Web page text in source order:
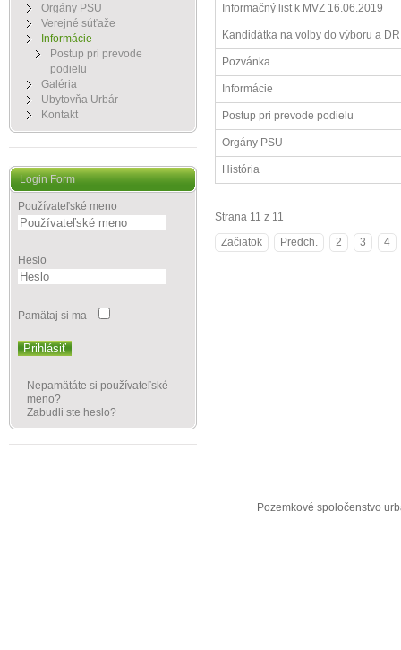
Orgány PSU
Verejné súťaže
Informácie
Postup pri prevode
podielu
Galéria
Ubytovňa Urbár
Kontakt
Login Form
Používateľské meno
Heslo
Pamätaj si ma
Prihlásiť
Nepamätáte si používateľské
meno?
Zabudli ste heslo?
Informačný list k MVZ 16.06.2019
Kandidátka na volby do výboru a DR
Pozvánka
Informácie
Postup pri prevode podielu
Orgány PSU
História
Strana 11 z 11
Začiatok
Predch. 2 3 4
Pozemkové spoločenstvo